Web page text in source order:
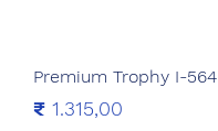
Premium Trophy I-564
Prijs
₹ 1.315,00